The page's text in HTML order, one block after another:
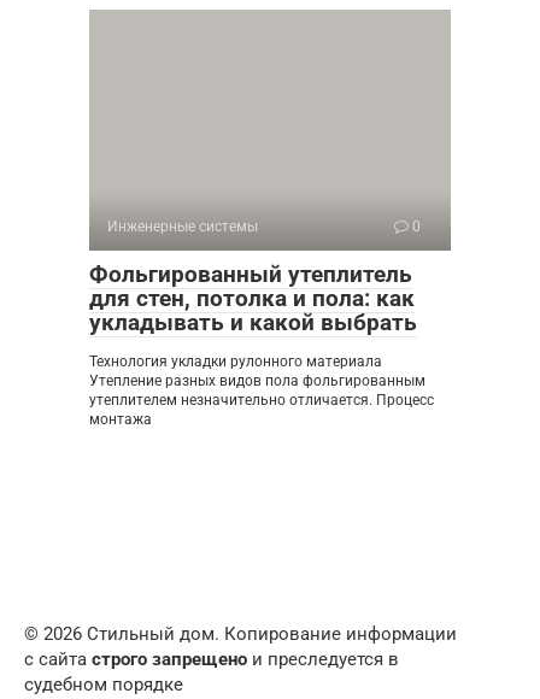
Инженерные системы 0
Фольгированный утеплитель
для стен, потолка и пола: как
укладывать и какой выбрать
Технология укладки рулонного материала
Утепление разных видов пола фольгированным
утеплителем незначительно отличается. Процесс
монтажа
© 2026 Стильный дом. Копирование информации
с сайта строго запрещено и преследуется в
судебном порядке